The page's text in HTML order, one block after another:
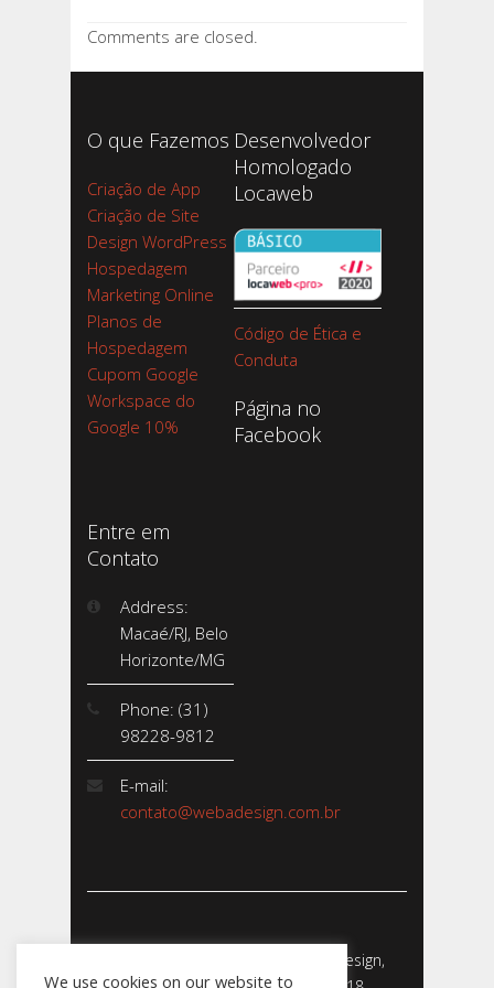
Comments are closed.
O que Fazemos
Criação de App
Criação de Site
Design WordPress
Hospedagem
Marketing Online
Planos de
Hospedagem
Cupom Google
Workspace do
Google 10%
Desenvolvedor
Homologado
Locaweb
Código de Ética e
Conduta
Página no
Facebook
Entre em
Contato
Address:
Macaé/RJ, Belo
Horizonte/MG
Phone: (31)
98228-9812
E-mail:
contato@webadesign.com.br
Webadesign - Empresa de Webdesign,
We use cookies on our website to